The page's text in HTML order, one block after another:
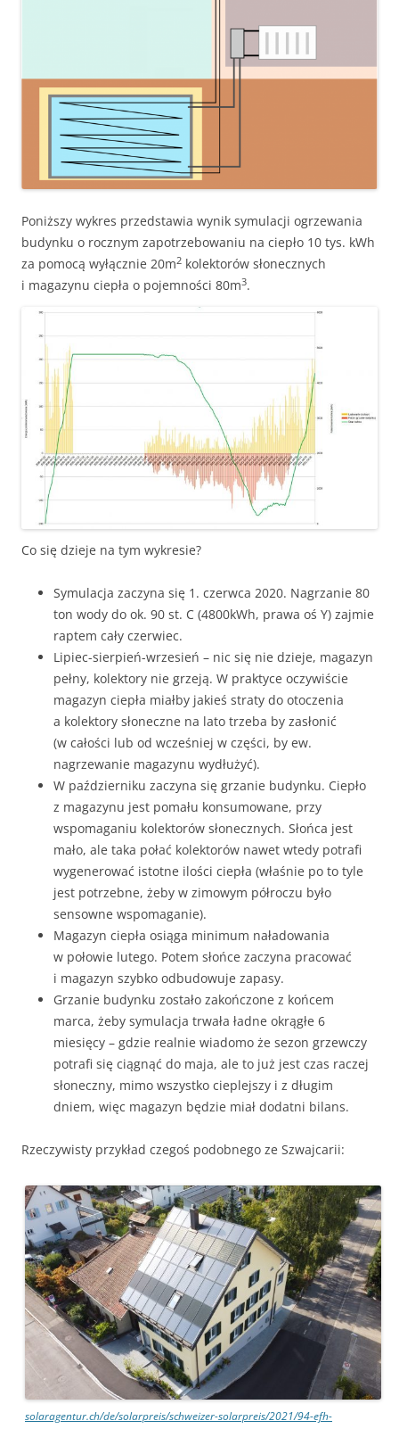
Poniższy wykres przedstawia wynik symulacji ogrzewania
budynku o rocznym zapotrzebowaniu na ciepło 10 tys. kWh
za pomocą wyłącznie 20m2 kolektorów słonecznych
i magazynu ciepła o pojemności 80m3.
Co się dzieje na tym wykresie?
Symulacja zaczyna się 1. czerwca 2020. Nagrzanie 80
ton wody do ok. 90 st. C (4800kWh, prawa oś Y) zajmie
raptem cały czerwiec.
Lipiec-sierpień-wrzesień – nic się nie dzieje, magazyn
pełny, kolektory nie grzeją. W praktyce oczywiście
magazyn ciepła miałby jakieś straty do otoczenia
a kolektory słoneczne na lato trzeba by zasłonić
(w całości lub od wcześniej w części, by ew.
nagrzewanie magazynu wydłużyć).
W październiku zaczyna się grzanie budynku. Ciepło
z magazynu jest pomału konsumowane, przy
wspomaganiu kolektorów słonecznych. Słońca jest
mało, ale taka połać kolektorów nawet wtedy potrafi
wygenerować istotne ilości ciepła (właśnie po to tyle
jest potrzebne, żeby w zimowym półroczu było
sensowne wspomaganie).
Magazyn ciepła osiąga minimum naładowania
w połowie lutego. Potem słońce zaczyna pracować
i magazyn szybko odbudowuje zapasy.
Grzanie budynku zostało zakończone z końcem
marca, żeby symulacja trwała ładne okrągłe 6
miesięcy – gdzie realnie wiadomo że sezon grzewczy
potrafi się ciągnąć do maja, ale to już jest czas raczej
słoneczny, mimo wszystko cieplejszy i z długim
dniem, więc magazyn będzie miał dodatni bilans.
Rzeczywisty przykład czegoś podobnego ze Szwajcarii:
solaragentur.ch/de/solarpreis/schweizer-solarpreis/2021/94-efh-